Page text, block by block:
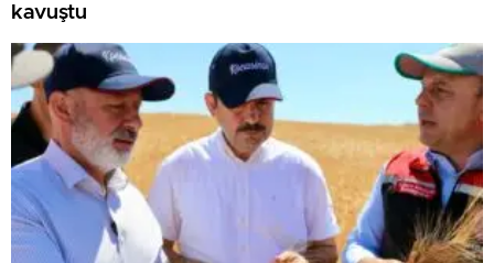
kavuştu